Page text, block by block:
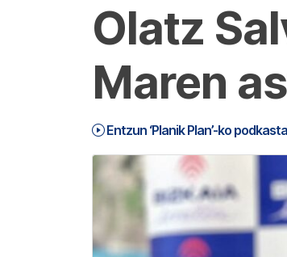
Olatz
Maren
Entzun ‘Planik Plan’-ko